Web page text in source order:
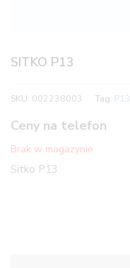
SITKO P13
SKU: 002238003 Tag: P13
Ceny na telefon
Brak w magazynie
Sitko P13